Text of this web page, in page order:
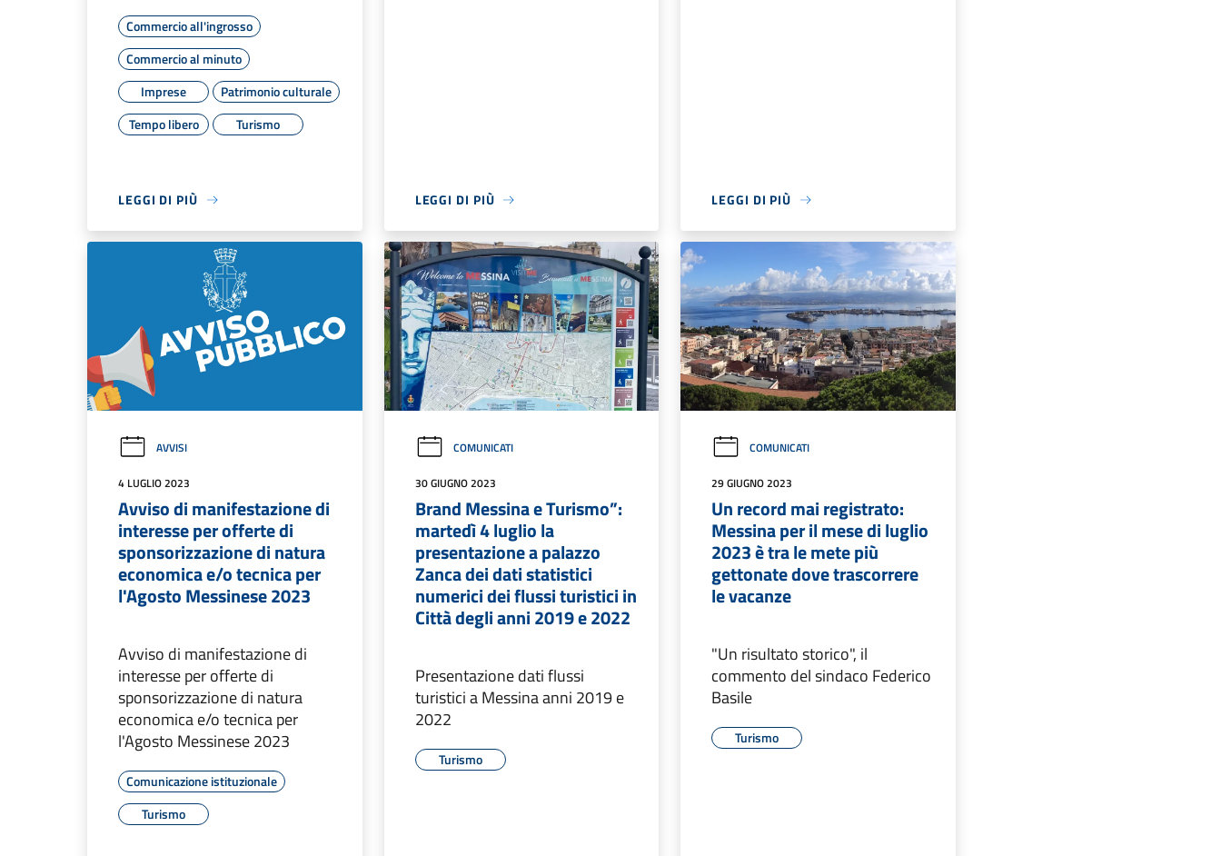
Commercio all'ingrosso
Commercio al minuto
Imprese
Patrimonio culturale
Tempo libero
Turismo
LEGGI DI PIÙ LEGGI DI PIÙ LEGGI DI PIÙ
AVVISI
4 LUGLIO 2023
Avviso di manifestazione di
interesse per offerte di
sponsorizzazione di natura
economica e/o tecnica per
l'Agosto Messinese 2023
Avviso di manifestazione di
interesse per offerte di
sponsorizzazione di natura
economica e/o tecnica per
l'Agosto Messinese 2023
Comunicazione istituzionale
Turismo
COMUNICATI
30 GIUGNO 2023
Brand Messina e Turismo”:
martedì 4 luglio la
presentazione a palazzo
Zanca dei dati statistici
numerici dei flussi turistici in
Città degli anni 2019 e 2022
Presentazione dati flussi
turistici a Messina anni 2019 e
2022
Turismo
COMUNICATI
29 GIUGNO 2023
Un record mai registrato:
Messina per il mese di luglio
2023 è tra le mete più
gettonate dove trascorrere
le vacanze
"Un risultato storico", il
commento del sindaco Federico
Basile
Turismo